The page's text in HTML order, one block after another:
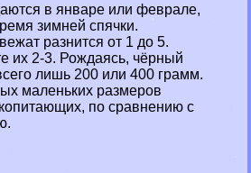
в январе или феврале,
зимней спячки.
разнится от 1 до 5.
их 2-3. Рождаясь, чёрный
лишь 200 или 400 грамм.
маленьких размеров
по сравнению с